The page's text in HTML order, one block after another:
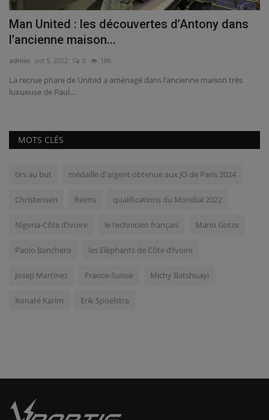
Man United : les découvertes d’Antony dans
l’ancienne maison...
admin oct 5, 2022 0 186
La recrue phare de United a aménagé dans l’ancienne maison très
luxueuse de Paul...
MOTS CLÉS
tirs au but médaille d'argent obtenue aux JO de Paris 2024
Christensen Reims qualifications du Mondial 2022
Nigeria-Côte d’Ivoire le technicien français Mario Gotze
Paolo Banchero les Eléphants de Côte d’Ivoire
Josep Martinez France-Suisse Michy Batshuayi
Konaté Karim Erik Spoelstra